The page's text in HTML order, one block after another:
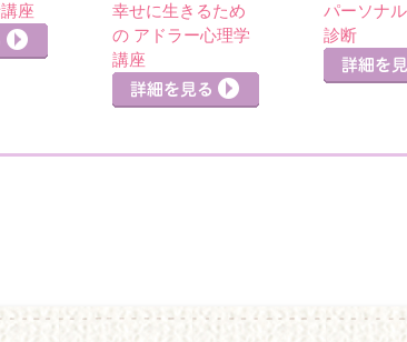
座
幸せに生きるため
の アドラー心理学
講座
パーソナ
診断